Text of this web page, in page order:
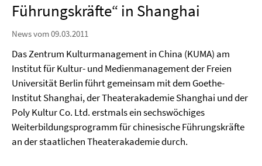
Führungskräfte“ in Shanghai
News vom 09.03.2011
Das Zentrum Kulturmanagement in China (KUMA) am
Institut für Kultur- und Medienmanagement der Freien
Universität Berlin führt gemeinsam mit dem Goethe-
Institut Shanghai, der Theaterakademie Shanghai und der
Poly Kultur Co. Ltd. erstmals ein sechswöchiges
Weiterbildungsprogramm für chinesische Führungskräfte
an der staatlichen Theaterakademie durch.